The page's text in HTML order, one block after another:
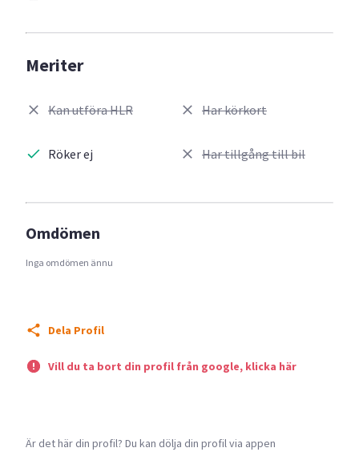
Meriter
Kan utföra HLR
Röker ej
Har körkort
Har tillgång till bil
Omdömen
Inga omdömen ännu
Dela Profil
Vill du ta bort din profil från google, klicka här
Är det här din profil? Du kan dölja din profil via appen